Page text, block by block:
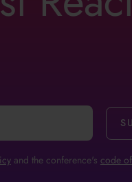
and the conference's code